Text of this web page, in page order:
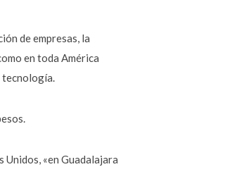
de empresas, la
en toda América
tecnología.
«en Guadalajara